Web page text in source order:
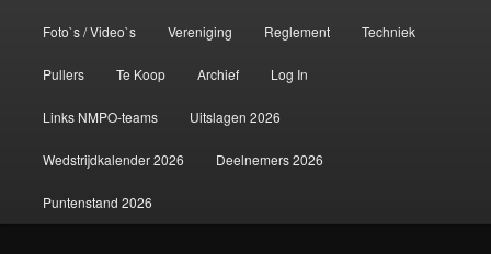
Foto`s / Video`s Vereniging Reglement Techniek
Pullers Te Koop Archief Log In
Links NMPO-teams Uitslagen 2026
Wedstrijdkalender 2026 Deelnemers 2026
Puntenstand 2026